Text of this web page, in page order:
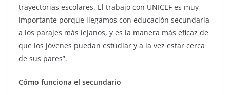
trayectorias escolares. El trabajo con UNICEF es muy
importante porque llegamos con educación secundaria
a los parajes más lejanos, y es la manera más eficaz de
que los jóvenes puedan estudiar y a la vez estar cerca
de sus pares”.
Cómo funciona el secundario